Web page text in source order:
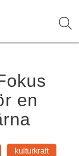
en
kulturkraft